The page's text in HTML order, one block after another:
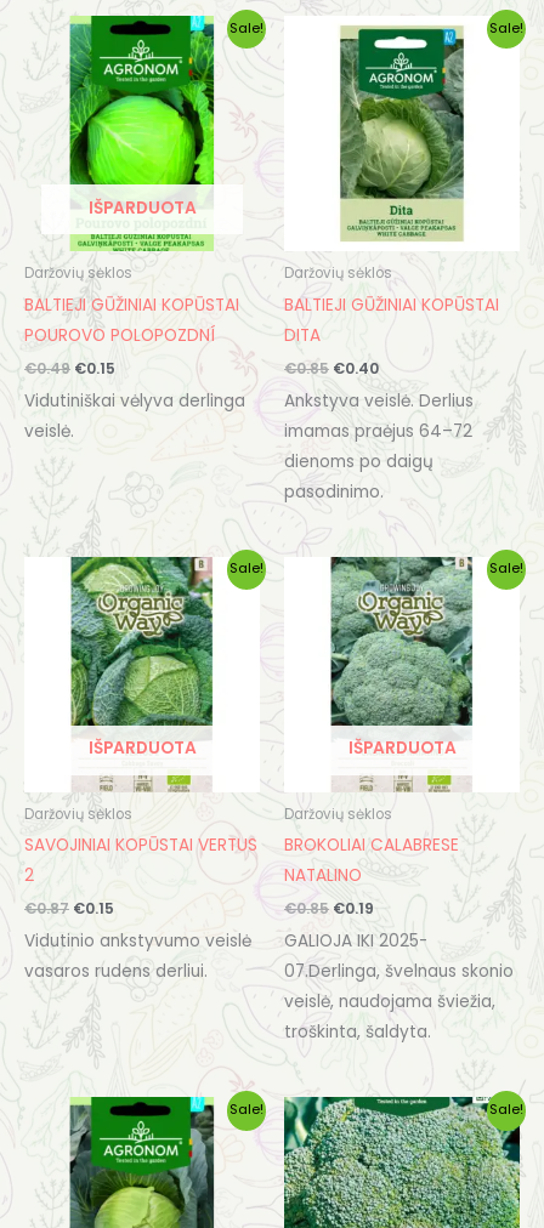
Sale!
IŠPARDUOTA
Daržovių sėklos
BALTIEJI GŪŽINIAI KOPŪSTAI
POUROVO POLOPOZDNÍ
€0.49
Original
price
was:
€0.49.
€0.15
Current
price
is:
€0.15.
Vidutiniškai vėlyva derlinga
veislė.
Sale!
Daržovių sėklos
BALTIEJI GŪŽINIAI KOPŪSTAI
DITA
€0.85
Original
price
was:
€0.85.
€0.40
Current
price
is:
€0.40.
Ankstyva veislė. Derlius
imamas praėjus 64–72
dienoms po daigų
pasodinimo.
Sale!
IŠPARDUOTA
Daržovių sėklos
SAVOJINIAI KOPŪSTAI VERTUS
2
€0.87
Original
price
was:
€0.87.
€0.15
Current
price
is:
€0.15.
Vidutinio ankstyvumo veislė
vasaros rudens derliui.
Sale!
IŠPARDUOTA
Daržovių sėklos
BROKOLIAI CALABRESE
NATALINO
€0.85
Original
price
was:
€0.85.
€0.19
Current
price
is:
€0.19.
GALIOJA IKI 2025-
07.Derlinga, švelnaus skonio
veislė, naudojama šviežia,
troškinta, šaldyta.
Sale!
Original
price
was:
€0.75.
Current
price
is:
€0.40.
Sale!
Original
price
was:
€0.75.
Current
price
is:
€0.40.